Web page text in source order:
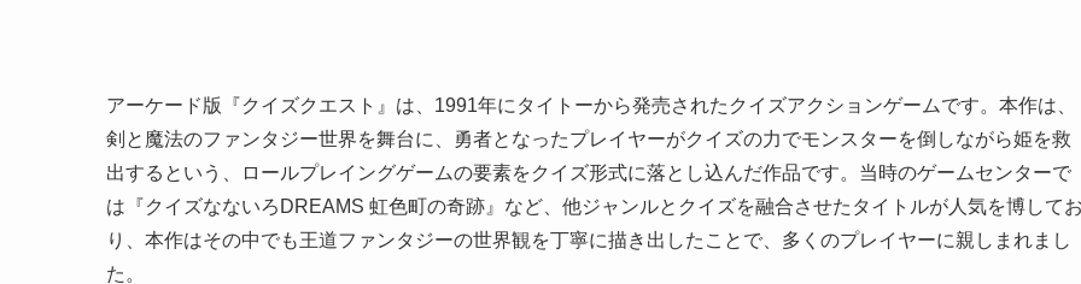
アーケード版『クイズクエスト』は、1991年にタイトーから発売されたクイズアクションゲームです。本作は、
剣と魔法のファンタジー世界を舞台に、勇者となったプレイヤーがクイズの力でモンスターを倒しながら姫を救
出するという、ロールプレイングゲームの要素をクイズ形式に落とし込んだ作品です。当時のゲームセンターで
は『クイズなないろDREAMS 虹色町の奇跡』など、他ジャンルとクイズを融合させたタイトルが人気を博して
り、本作はその中でも王道ファンタジーの世界観を丁寧に描き出したことで、多くのプレイヤーに親しまれまし
た。